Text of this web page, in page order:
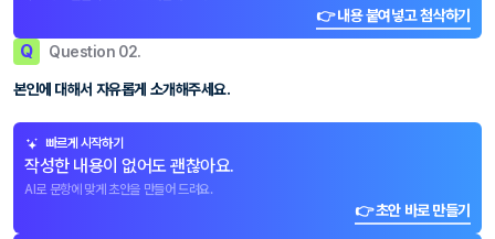
👉 내용 붙여넣고 첨삭하기
Q Question 02.
본인에 대해서 자유롭게 소개해주세요.
빠르게 시작하기
작성한 내용이 없어도 괜찮아요.
AI로 문항에 맞게 초안을 만들어 드려요.
👉 초안 바로 만들기